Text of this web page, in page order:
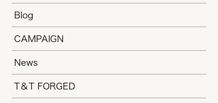
Blog
CAMPAIGN
News
T＆T FORGED